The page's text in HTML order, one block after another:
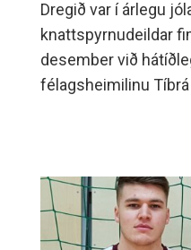
Dregið var í árlegu
knattspyrnudeildar
desember við
félagsheimilinu
komandi